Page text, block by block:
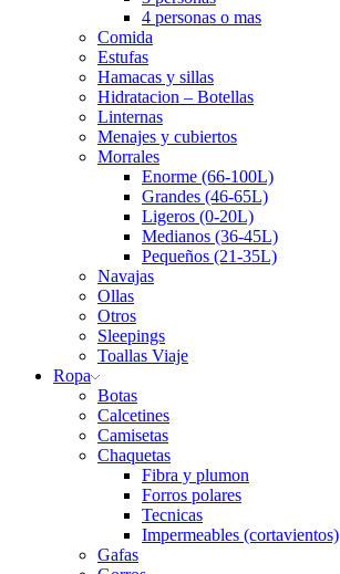
4 personas o mas
Comida
Estufas
Hamacas y sillas
Hidratacion – Botellas
Linternas
Menajes y cubiertos
Morrales
Enorme (66-100L)
Grandes (46-65L)
Ligeros (0-20L)
Medianos (36-45L)
Pequeños (21-35L)
Navajas
Ollas
Otros
Sleepings
Toallas Viaje
Ropa
Botas
Calcetines
Camisetas
Chaquetas
Fibra y plumon
Forros polares
Tecnicas
Impermeables (cortavientos)
Gafas